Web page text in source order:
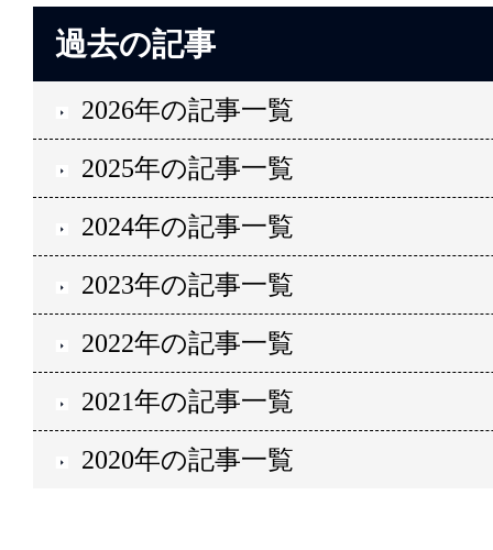
過去の記事
2026年の記事一覧
2025年の記事一覧
2024年の記事一覧
2023年の記事一覧
2022年の記事一覧
2021年の記事一覧
2020年の記事一覧